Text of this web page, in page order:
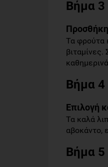
Βήμα 3
Τα φρούτα
Βήμα 4
Επιλογή
Τα καλά
αβοκάντο,
Βήμα 5